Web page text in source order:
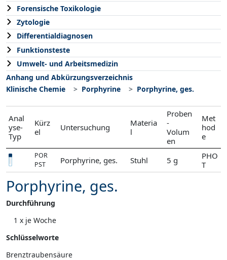
Forensische Toxikologie
Zytologie
Differentialdiagnosen
Funktionsteste
Umwelt- und Arbeitsmedizin
Anhang und Abkürzungsverzeichnis
Klinische Chemie
Porphyrine Porphyrine, ges.
Anal
yse-
Typ
Kürz
el
Untersuchung
Materia
l
Proben
-
Volum
en
Met
hod
e
POR
PST
Porphyrine, ges. Stuhl 5 g
PHO
T
Porphyrine, ges.
Durchführung
1 x je Woche
Schlüsselworte
Brenztraubensäure